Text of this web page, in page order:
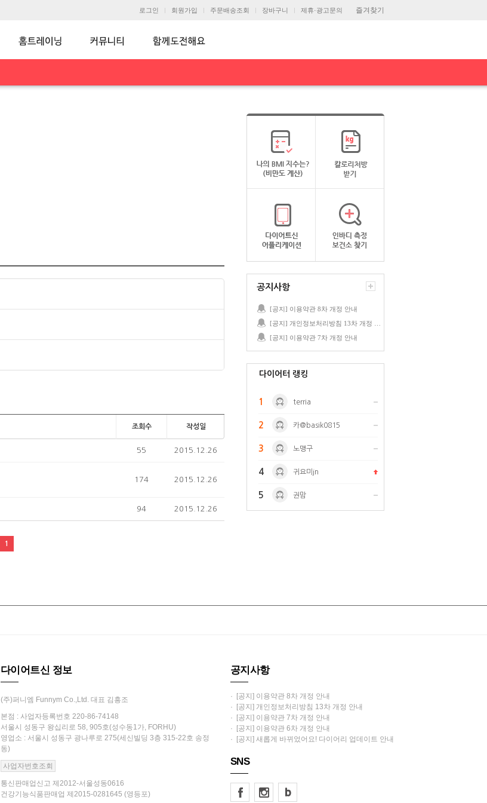
즐겨찾기
로그인 회원가입 주문배송조회 장바구니 제휴·광고문의
조회수 작성일
55 2015.12.26
174 2015.12.26
94 2015.12.26
1
공지사항
[공지] 이용약관 8차 개정 안내
[공지] 이용약관 7차 개정 안내
다이어터 랭킹
1 terria
2 카@basik0815
3 노맹구
4 귀요미jn
5 권맘
다이어트신 정보
(주)퍼니엠 Funnym Co.,Ltd. 대표 김흥조
본점 : 사업자등록번호 220-86-74148
서울시 성동구 왕십리로 58, 905호(성수동1가, FORHU)
영업소 : 서울시 성동구 광나루로 275(세신빌딩 3층 315-22호 송정
동)
사업자번호조회
통신판매업신고 제2012-서울성동0616
건강기능식품판매업 제2015-0281645 (영등포)
공지사항
· [공지] 이용약관 8차 개정 안내
· [공지] 개인정보처리방침 13차 개정 안내
· [공지] 이용약관 7차 개정 안내
· [공지] 이용약관 6차 개정 안내
· [공지] 새롭게 바뀌었어요! 다이어리 업데이트 안내
SNS